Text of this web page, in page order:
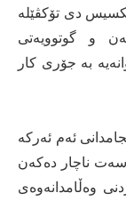
دی تۆکڤێلە
و گوتوویەتی
بە جۆری کار
ئەم ئەرکە
ناچار دەکەن
وەڵامدانەوەی